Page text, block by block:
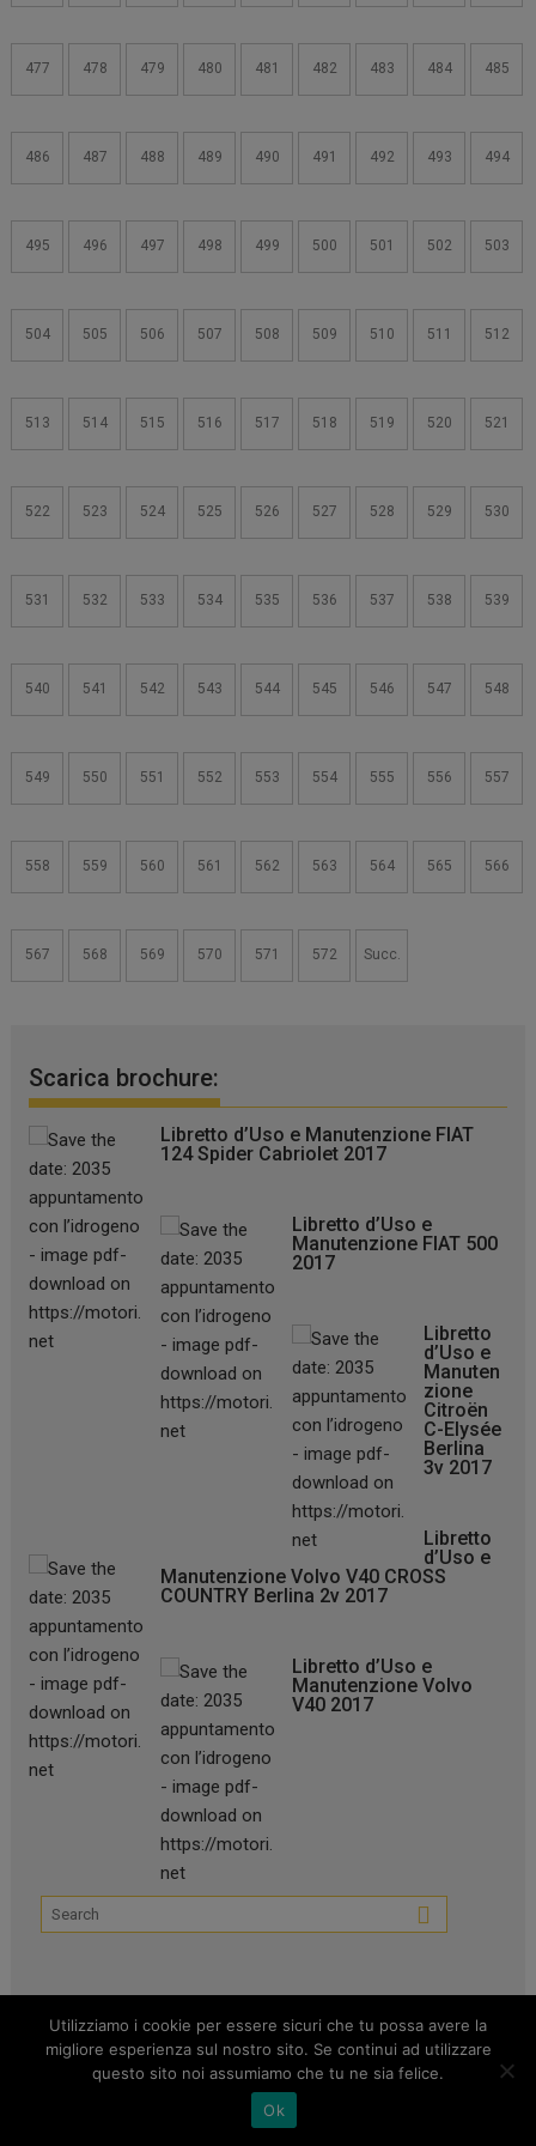
477 478 479 480 481 482 483 484 485
486 487 488 489 490 491 492 493 494
495 496 497 498 499 500 501 502 503
504 505 506 507 508 509 510 511 512
513 514 515 516 517 518 519 520 521
522 523 524 525 526 527 528 529 530
531 532 533 534 535 536 537 538 539
540 541 542 543 544 545 546 547 548
549 550 551 552 553 554 555 556 557
558 559 560 561 562 563 564 565 566
567 568 569 570 571 572 Succ.
Scarica brochure:
Libretto d’Uso e Manutenzione FIAT
124 Spider Cabriolet 2017
Libretto d’Uso e
Manutenzione FIAT 500
2017
Libretto
d’Uso e
Manuten
zione
Citroën
C-Elysée
Berlina
3v 2017
Libretto
d’Uso e
Manutenzione Volvo V40 CROSS
COUNTRY Berlina 2v 2017
Libretto d’Uso e
Manutenzione Volvo
V40 2017
Articoli recenti
Nuova Opel Corsa GSE: tradizione Hot Hatch reiterata
Utilizziamo i cookie per essere sicuri che tu possa avere la
migliore esperienza sul nostro sito. Se continui ad utilizzare
questo sito noi assumiamo che tu ne sia felice.
Ok